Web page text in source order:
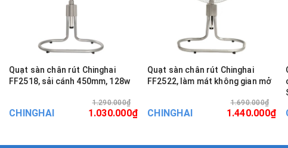
Quạt sàn chân rút Chinghai
FF2518, sải cánh 450mm, 128w
CHINGHAI
1.290.000₫
1.030.000₫
Quạt sàn chân rút Chinghai
FF2522, làm mát không gian mở
CHINGHAI
1.690.000₫
1.440.000₫